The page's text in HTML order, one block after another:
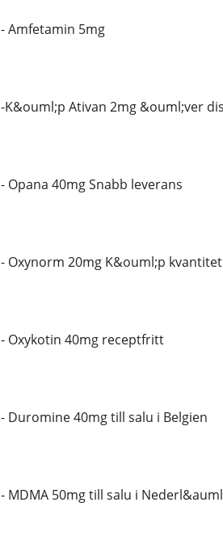
- Amfetamin 5mg
-K&ouml;p Ativan 2mg &ouml;ver
- Opana 40mg Snabb leverans
- Oxynorm 20mg K&ouml;p
- Oxykotin 40mg receptfritt
- Duromine 40mg till salu i Belgien
- MDMA 50mg till salu i